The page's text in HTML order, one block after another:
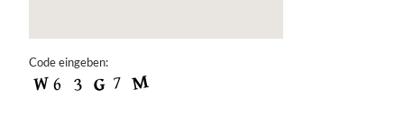
Code eingeben: